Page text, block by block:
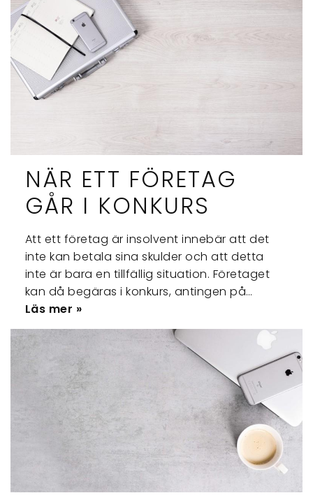
NÄR ETT FÖRETAG
GÅR I KONKURS
Att ett företag är insolvent innebär att det
inte kan betala sina skulder och att detta
inte är bara en tillfällig situation. Företaget
kan då begäras i konkurs, antingen på…
Läs mer »